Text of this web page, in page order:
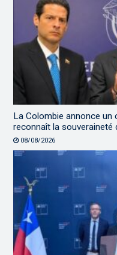
La Colombie annonce
reconnaît la souveraineté
08/08/2026